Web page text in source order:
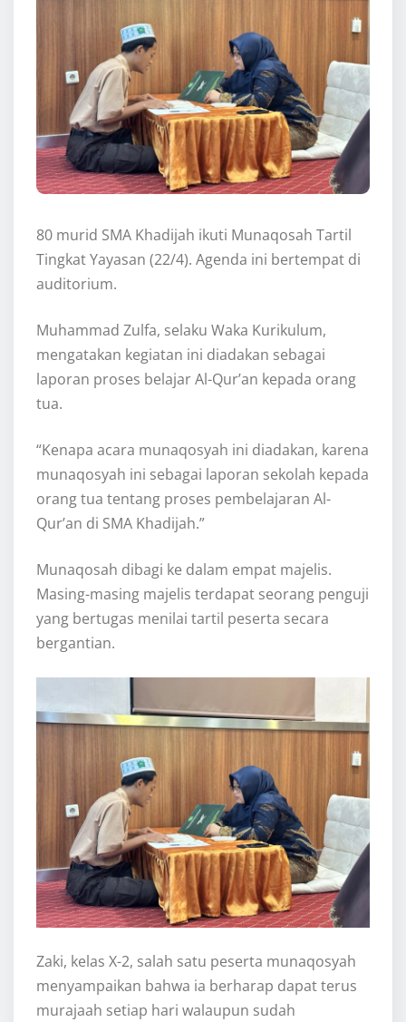
80 murid SMA Khadijah ikuti Munaqosah Tartil
Tingkat Yayasan (22/4). Agenda ini bertempat di
auditorium.
Muhammad Zulfa, selaku Waka Kurikulum,
mengatakan kegiatan ini diadakan sebagai
laporan proses belajar Al-Qur’an kepada orang
tua.
“Kenapa acara munaqosyah ini diadakan, karena
munaqosyah ini sebagai laporan sekolah kepada
orang tua tentang proses pembelajaran Al-
Qur’an di SMA Khadijah.”
Munaqosah dibagi ke dalam empat majelis.
Masing-masing majelis terdapat seorang penguji
yang bertugas menilai tartil peserta secara
bergantian.
Zaki, kelas X-2, salah satu peserta munaqosyah
menyampaikan bahwa ia berharap dapat terus
murajaah setiap hari walaupun sudah